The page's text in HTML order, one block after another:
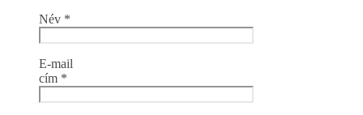
Név *
E-mail
cím *